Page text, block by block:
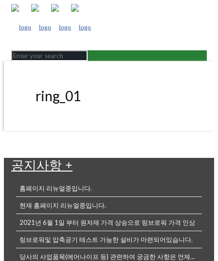
ring_01
공지사항 +
홈페이지 리뉴얼중입니다.
현재 홈페이지 리뉴얼중입니다.
2021년 6월 1일 부터 원자재 가격 상승으로 링브로워 가격 인상
링브로워및 압축공기 테스트 가능한 설비가 마련되어있습니다.
당사의 사업품목(에어나이프 등) 관련하여 궁금한 사항은 언제든전화나, 메...